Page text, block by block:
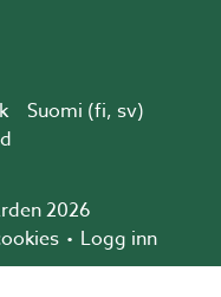
Suomi (fi, sv)
2026
Logg inn